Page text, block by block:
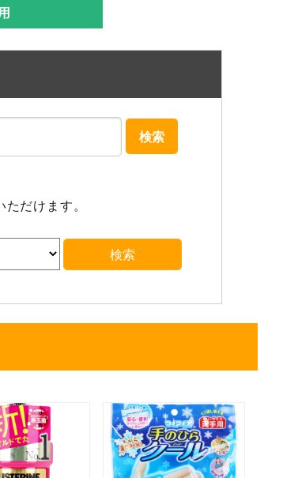
検索
だけます。